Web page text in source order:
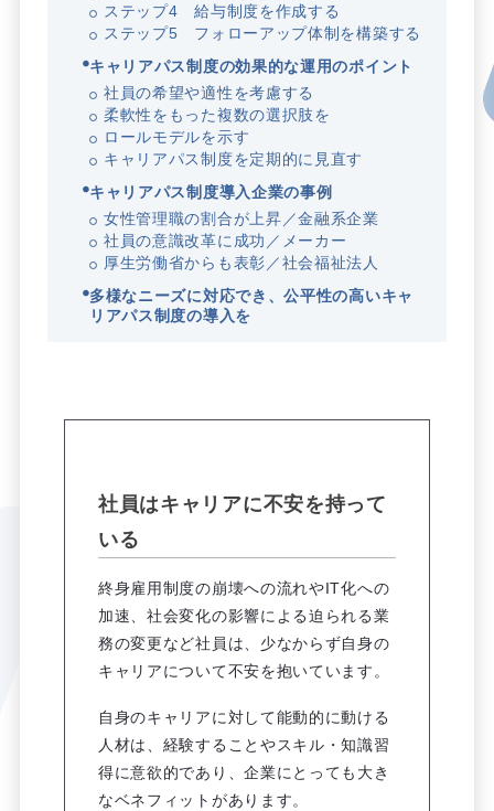
ステップ4 給与制度を作成する
ステップ5 フォローアップ体制を構築する
キャリアパス制度の効果的な運用のポイント
社員の希望や適性を考慮する
柔軟性をもった複数の選択肢を
ロールモデルを示す
キャリアパス制度を定期的に見直す
キャリアパス制度導入企業の事例
女性管理職の割合が上昇／金融系企業
社員の意識改革に成功／メーカー
厚生労働省からも表彰／社会福祉法人
多様なニーズに対応でき、公平性の高いキャ
リアパス制度の導入を
社員はキャリアに不安を持って
いる
終身雇用制度の崩壊への流れやIT化への
加速、社会変化の影響による迫られる業
務の変更など社員は、少なからず自身の
キャリアについて不安を抱いています。
自身のキャリアに対して能動的に動ける
人材は、経験することやスキル・知識習
得に意欲的であり、企業にとっても大き
なベネフィットがあります。